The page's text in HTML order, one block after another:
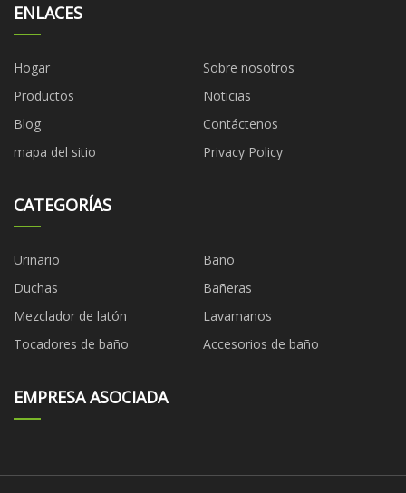
ENLACES
Hogar
Sobre nosotros
Productos
Noticias
Blog
Contáctenos
mapa del sitio
Privacy Policy
CATEGORÍAS
Urinario
Baño
Duchas
Bañeras
Mezclador de latón
Lavamanos
Tocadores de baño
Accesorios de baño
EMPRESA ASOCIADA